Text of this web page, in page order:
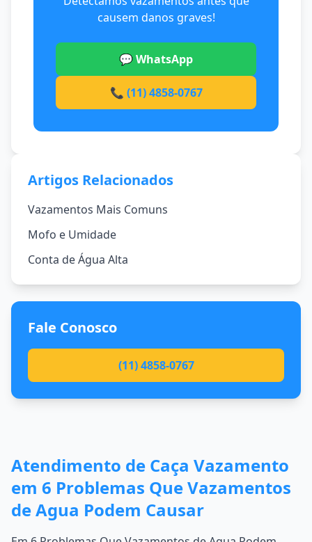
causem danos graves!
💬 WhatsApp
📞 (11) 4858-0767
Artigos Relacionados
Vazamentos Mais Comuns
Mofo e Umidade
Conta de Água Alta
Fale Conosco
(11) 4858-0767
Atendimento de Caça Vazamento
em 6 Problemas Que Vazamentos
de Agua Podem Causar